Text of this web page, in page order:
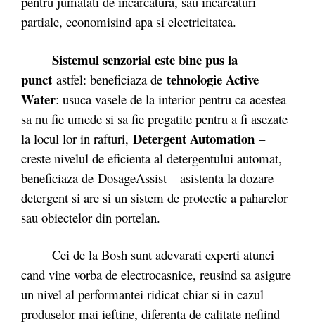
partiale, economisind apa si electricitatea.
Sistemul senzorial este bine pus la
punct astfel: beneficiaza de tehnologie Active
Water: usuca vasele de la interior pentru ca acestea
sa nu fie umede si sa fie pregatite pentru a fi asezate
la locul lor in rafturi, Detergent Automation –
creste nivelul de eficienta al detergentului automat,
beneficiaza de DosageAssist – asistenta la dozare
detergent si are si un sistem de protectie a paharelor
sau obiectelor din portelan.
Cei de la Bosh sunt adevarati experti atunci
cand vine vorba de electrocasnice, reusind sa asigure
un nivel al performantei ridicat chiar si in cazul
produselor mai ieftine, diferenta de calitate nefiind